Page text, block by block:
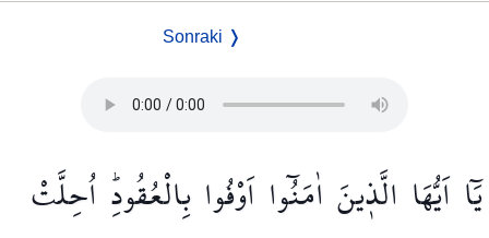
Sonraki ❭
يَٓا اَيُّهَا الَّذ۪ينَ اٰمَنُٓوا اَوْفُوا بِالْعُقُودِۜ اُحِلَّتْ